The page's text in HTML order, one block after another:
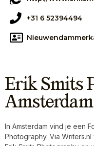
+31 6 52394494
Erik Smits
Amsterdam
In Amsterdam vind je een
Photography. Via